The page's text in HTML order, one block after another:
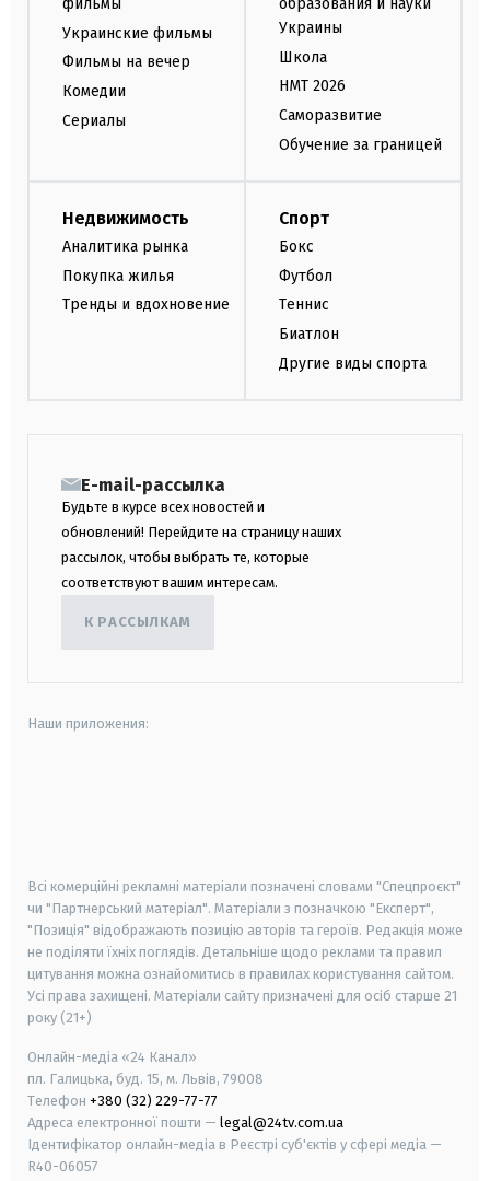
Украинские фильмы
Фильмы на вечер
Комедии
Сериалы
Украины
Школа
НМТ 2026
Саморазвитие
Обучение за границей
Недвижимость
Аналитика рынка
Покупка жилья
Тренды и вдохновение
Спорт
Бокс
Футбол
Теннис
Биатлон
Другие виды спорта
E-mail-рассылка
Будьте в курсе всех новостей и
обновлений! Перейдите на страницу наших
рассылок, чтобы выбрать те, которые
соответствуют вашим интересам.
К РАССЫЛКАМ
Наши приложения:
Всі комерційні рекламні матеріали позначені словами "Спецпроєкт"
чи "Партнерський матеріал". Матеріали з позначкою "Експерт",
"Позиція" відображають позицію авторів та героїв. Редакція може
не поділяти їхніх поглядів. Детальніше щодо реклами та правил
цитування можна ознайомитись в правилах користування сайтом.
Усі права захищені. Матеріали сайту призначені для осіб старше 21
року (21+)
Онлайн-медіа «24 Канал»
пл. Галицька, буд. 15, м. Львів, 79008
Телефон +380 (32) 229-77-77
Адреса електронної пошти — legal@24tv.com.ua
Ідентифікатор онлайн-медіа в Реєстрі суб'єктів у сфері медіа —
R40-06057